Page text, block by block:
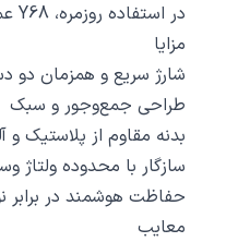
در استفاده روزمره، Y68 عملکرد پایداری و سریعی دارد. حتی در مسیرهای طولانی، دستگاه‌ها به‌سرعت شارژ می‌شوند و خبری از داغ شدن بیش از حد یا قطع جریان ناگهانی نیست.
مزایا
شارژ سریع و همزمان دو
طراحی جمع‌وجور و سبک
بدنه مقاوم از پلاستیک و
سازگار با محدوده ولتاژ
حفاظت هوشمند در
معایب